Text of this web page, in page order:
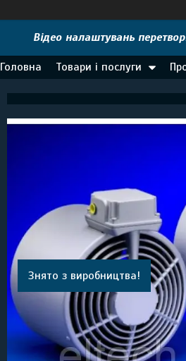
Відео налаштувань
Головна Товари і послуги
Знято з виробництва!